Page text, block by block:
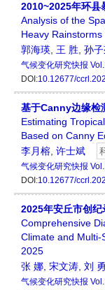
2010~2025年环县
Analysis of the
Heavy
郭海瑛 王 胜 孙
气候变化研究快报
DOI:10.12677/
基于Canny边缘检
Estimating
Based on Canny
李月榕 许士斌
气候变化研究快报
DOI:10.12677/
2025年安丘市创
Comprehensive
Climate and Multi-
2025
张 娜 宋文涛 刘 勇
气候变化研究快报